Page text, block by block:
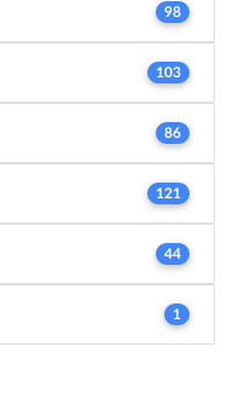
98
103
86
121
44
1